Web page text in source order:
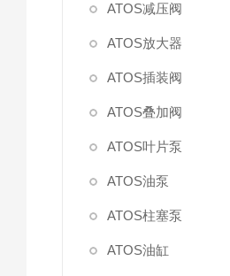
ATOS减压阀
ATOS放大器
ATOS插装阀
ATOS叠加阀
ATOS叶片泵
ATOS油泵
ATOS柱塞泵
ATOS油缸